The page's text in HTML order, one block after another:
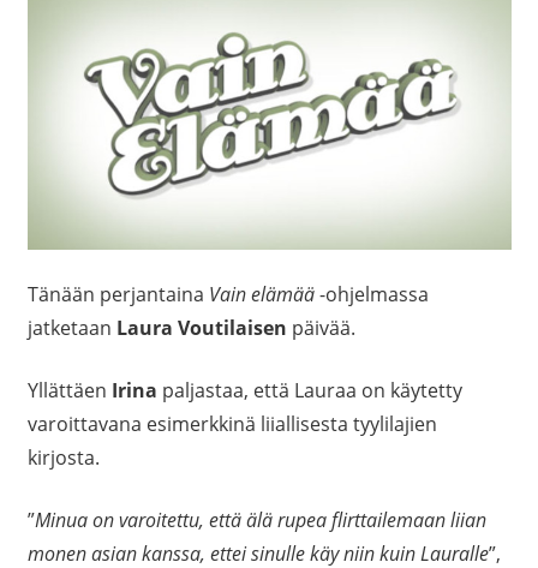
Tänään perjantaina Vain elämää-ohjelmassa
jatketaan Laura Voutilaisen päivää.
Yllättäen Irina paljastaa, että Lauraa on käytetty
varoittavana esimerkkinä liiallisesta tyylilajien
kirjosta.
”Minua on varoitettu, että älä rupea flirttailemaan liian
monen asian kanssa, ettei sinulle käy niin kuin Lauralle”,